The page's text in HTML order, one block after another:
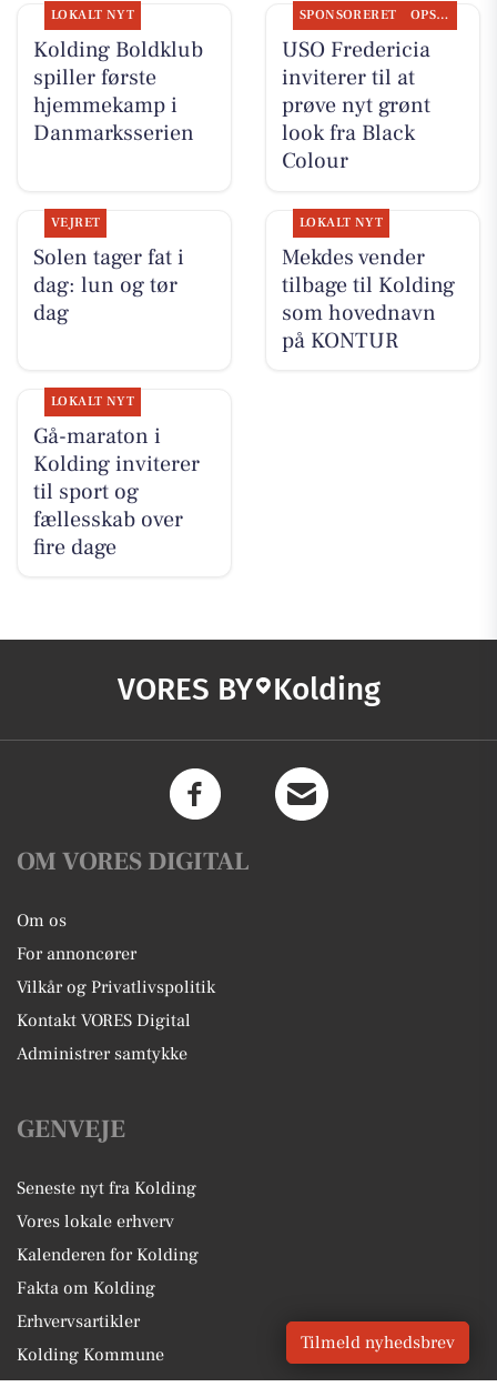
LOKALT NYT
Kolding Boldklub
spiller første
hjemmekamp i
Danmarksserien
SPONSORERET OPSLAGSTAVLEN
USO Fredericia
inviterer til at
prøve nyt grønt
look fra Black
Colour
VEJRET
Solen tager fat i
dag: lun og tør
dag
LOKALT NYT
Mekdes vender
tilbage til Kolding
som hovednavn
på KONTUR
LOKALT NYT
Gå-maraton i
Kolding inviterer
til sport og
fællesskab over
fire dage
VORES BY Kolding
OM VORES DIGITAL
Om os
For annoncører
Vilkår og Privatlivspolitik
Kontakt VORES Digital
Administrer samtykke
GENVEJE
Seneste nyt fra Kolding
Vores lokale erhverv
Kalenderen for Kolding
Fakta om Kolding
Erhvervsartikler
Kolding Kommune
Tilmeld nyhedsbrev